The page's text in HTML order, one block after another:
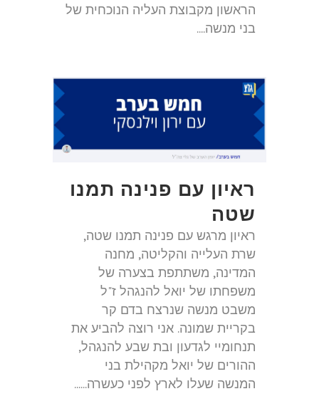
הראשון מקבוצת העליה הנוכחית של
בני מנשה....
ראיון עם פנינה תמנו
שטה
ראיון מרגש עם פנינה תמנו שטה,
שרת העלייה והקליטה, מחנה
המדינה, משתתפת בצערה של
משפחתו של יואל להנגהל ז"ל
משבט מנשה שנרצח בדם קר
בקריית שמונה. אני רוצה להביע את
תנחומיי לגדעון ובת שבע להנגהל,
ההורים של יואל מקהילת בני
המנשה שעלו לארץ לפני כעשרה......